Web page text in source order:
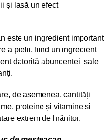
și lasă un efect
este un ingredient important
a pielii, fiind un ingredient
datorită abundentei sale
de asemenea, cantități
proteine și vitamine si
extrem de hrănitor.